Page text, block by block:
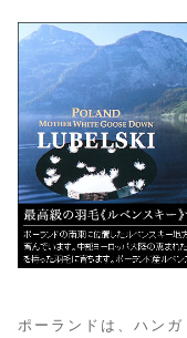
ポーランドは、ハン